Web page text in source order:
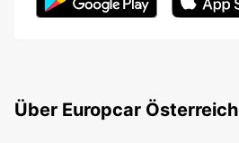
Über Europcar Österreich